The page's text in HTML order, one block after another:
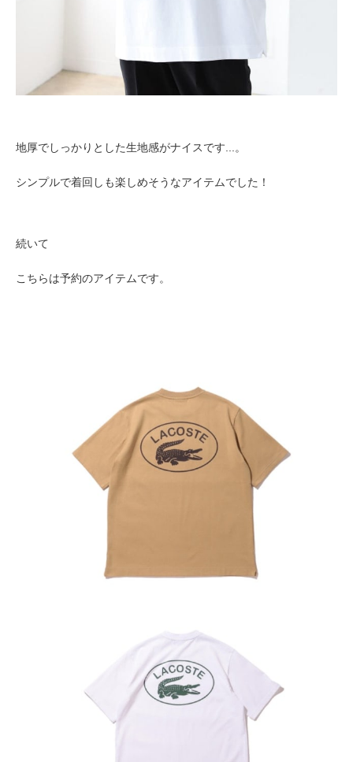
地厚でしっかりとした生地感がナイスです...。
シンプルで着回しも楽しめそうなアイテムでした！
続いて
こちらは予約のアイテムです。